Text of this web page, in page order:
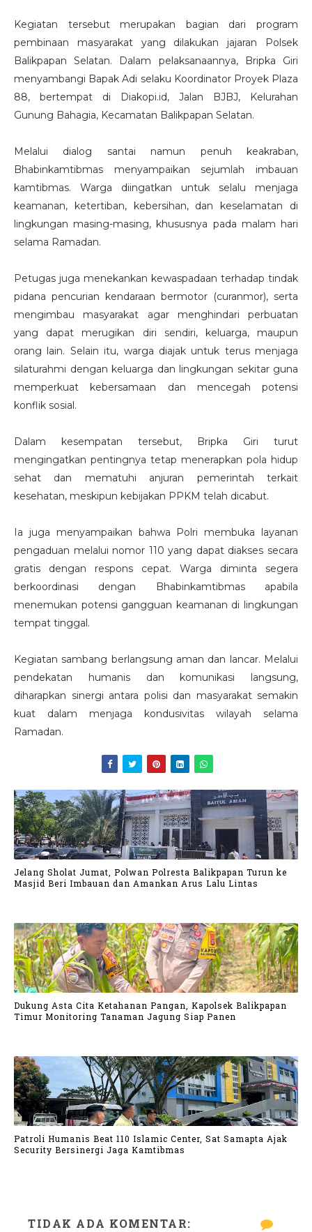
Kegiatan tersebut merupakan bagian dari program
pembinaan masyarakat yang dilakukan jajaran
Polsek
Balikpapan Selatan. Dalam pelaksanaannya, Bripka Giri
menyambangi Bapak Adi selaku Koordinator Proyek Plaza
88, bertempat di Diakopi.id, Jalan BJBJ, Kelurahan
Gunung Bahagia, Kecamatan Balikpapan Selatan.
Melalui dialog santai namun penuh keakraban,
Bhabinkamtibmas menyampaikan sejumlah imbauan
kamtibmas. Warga diingatkan untuk selalu menjaga
keamanan, ketertiban, kebersihan, dan keselamatan di
lingkungan masing-masing, khususnya pada malam hari
selama Ramadan.
Petugas juga menekankan kewaspadaan terhadap tindak
pidana pencurian kendaraan bermotor (curanmor), serta
mengimbau masyarakat agar menghindari perbuatan
yang dapat merugikan diri sendiri, keluarga, maupun
orang lain. Selain itu, warga diajak untuk terus menjaga
silaturahmi dengan keluarga dan lingkungan sekitar guna
memperkuat kebersamaan dan mencegah potensi
konflik sosial.
Dalam kesempatan tersebut, Bripka Giri turut
mengingatkan pentingnya tetap menerapkan pola hidup
sehat dan mematuhi anjuran pemerintah terkait
kesehatan, meskipun kebijakan PPKM telah dicabut.
Ia juga menyampaikan bahwa Polri membuka layanan
pengaduan melalui nomor 110 yang dapat diakses secara
gratis dengan respons cepat. Warga diminta segera
berkoordinasi dengan Bhabinkamtibmas apabila
menemukan potensi gangguan keamanan di lingkungan
tempat tinggal.
Kegiatan sambang berlangsung aman dan lancar. Melalui
pendekatan humanis dan komunikasi langsung,
diharapkan sinergi antara polisi dan masyarakat semakin
kuat dalam menjaga kondusivitas wilayah selama
Ramadan.
Jelang Sholat Jumat, Polwan Polresta Balikpapan Turun ke
Masjid Beri Imbauan dan Amankan Arus Lalu Lintas
Dukung Asta Cita Ketahanan Pangan, Kapolsek Balikpapan
Timur Monitoring Tanaman Jagung Siap Panen
Patroli Humanis Beat 110 Islamic Center, Sat Samapta Ajak
Security Bersinergi Jaga Kamtibmas
TIDAK ADA KOMENTAR: